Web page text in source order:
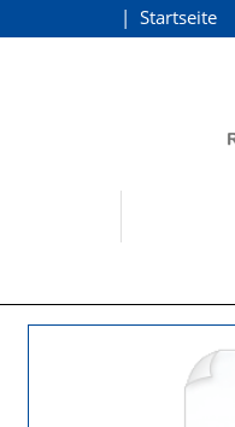
Startseite